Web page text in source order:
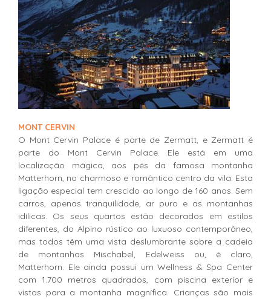
MONT CERVIN
O Mont Cervin Palace é parte de Zermatt, e Zermatt é
parte do Mont Cervin Palace. Ele está em uma
localização mágica, aos pés da famosa montanha
Matterhorn, no charmoso e romântico centro da vila. Esta
ligação especial tem crescido ao longo de 160 anos. Sem
carros, apenas tranquilidade, ar puro e as montanhas
idílicas. Os seus quartos estão decorados em estilos
diferentes, do Alpino rústico ao luxuoso contemporâneo,
mas todos têm uma vista deslumbrante sobre a cadeia
de montanhas Mischabel, Edelweiss ou, é claro,
Matterhorn. Ele ainda possui um Wellness & Spa Center
com 1.700 metros quadrados, com piscina exterior e
vistas para a montanha magnífica. Crianças são mais